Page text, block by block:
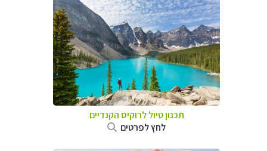
תכנון טיול לרוקיס הקנדיים
לחץ לפרטים